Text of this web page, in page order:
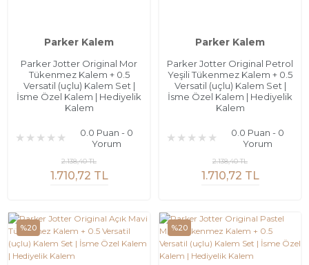
Parker Kalem
Parker Jotter Original Mor
Tükenmez Kalem + 0.5
Versatil (uçlu) Kalem Set |
İsme Özel Kalem | Hediyelik
Kalem
0.0 Puan - 0
Yorum
1.710,72 TL
2.138,40 TL
Parker Kalem
Parker Jotter Original Petrol
Yeşili Tükenmez Kalem + 0.5
Versatil (uçlu) Kalem Set |
İsme Özel Kalem | Hediyelik
Kalem
0.0 Puan - 0
Yorum
1.710,72 TL
2.138,40 TL
%20 %20